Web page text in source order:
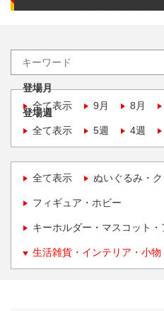
登場月
全て表示
9月 8月
登場週
全て表示
5週 4週
全て表示 ぬいぐるみ・
フィギュア・ホビー
キーホルダー・マスコット・
生活雑貨・インテリア・小物